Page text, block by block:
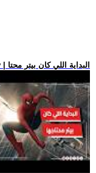
.. فيلم Spider-Man: Brand New Day | البداية اللي كان بيتر محتا